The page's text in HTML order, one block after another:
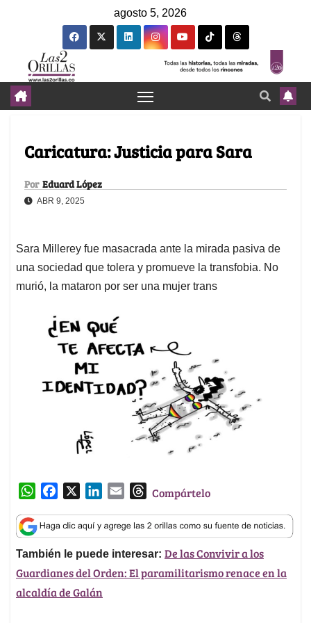
agosto 5, 2026
Caricatura: Justicia para Sara
Por Eduard López
ABR 9, 2025
Sara Millerey fue masacrada ante la mirada pasiva de
una sociedad que tolera y promueve la transfobia. No
murió, la mataron por ser una mujer trans
W
a
t
s
A
p
c
e
b
o
o
n
k
e
d
a
i
l
T
r
e
a
d
Compártelo
También le puede interesar: De las Convivir a los
Guardianes del Orden: El paramilitarismo renace en la
alcaldía de Galán